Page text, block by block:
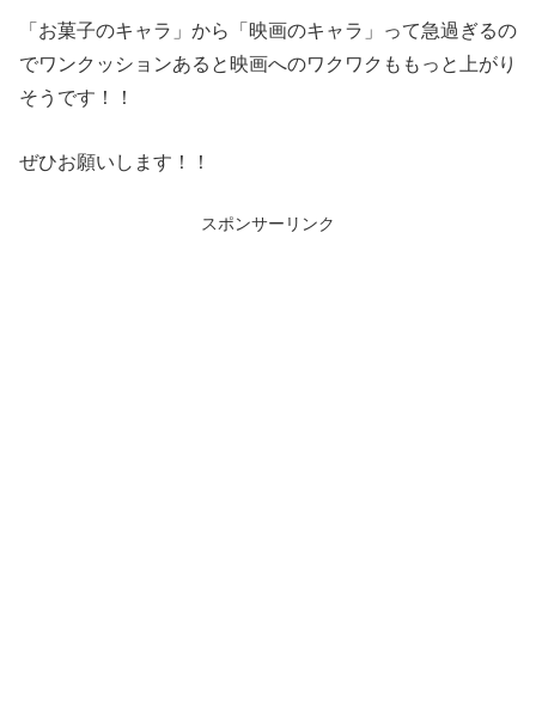
「お菓子のキャラ」から「映画のキャラ」って急過ぎるの
でワンクッションあると映画へのワクワクももっと上がり
そうです！！
ぜひお願いします！！
スポンサーリンク